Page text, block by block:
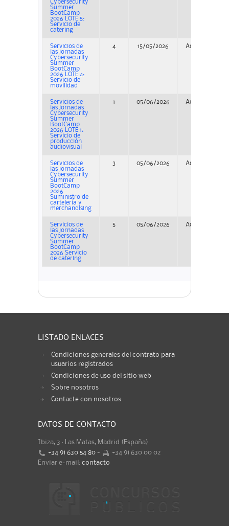
Cybersecurity
Summer
BootCamp
2026 LOTE 5:
Servicio de
catering
Servicios de
las jornadas
Cybersecurity
Summer
BootCamp
2026 LOTE 4:
Servicio de
movilidad
4 15/05/2026 Adjudicación
Servicios de
las jornadas
Cybersecurity
Summer
BootCamp
2026 LOTE 1:
Servicio de
producción
audiovisual
1 05/06/2026 Adjudicación
Servicios de
las jornadas
Cybersecurity
Summer
BootCamp
2026
Suministro de
cartelería y
merchandising
3 05/06/2026 Adjudicación
Servicios de
las jornadas
Cybersecurity
Summer
BootCamp
2026 Servicio
de catering
5 05/06/2026 Adjudicación
LISTADO ENLACES
Condiciones generales del contrato para
usuarios registrados
Condiciones de uso del sitio web
Sobre nosotros
Contacte con nosotros
DATOS DE CONTACTO
Ibiza, 3 · Las Matas, Madrid (España)
+34 91 630 54 80 -
+34 91 630 00 02
Enviar e-mail: contacto